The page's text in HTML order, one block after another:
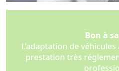
Bon à
L’adaptation de
prestation très